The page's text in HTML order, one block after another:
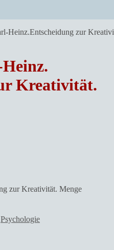
Heinz.Entscheidung zur
Kreativität.
zur Kreativität. Menge
Psychologie